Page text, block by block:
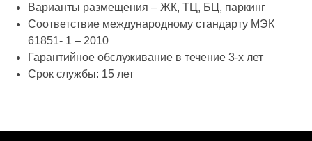
Варианты размещения – ЖК, ТЦ, БЦ, паркинг
Соответствие международному стандарту МЭК
61851- 1 – 2010
Гарантийное обслуживание в течение 3-х лет
Срок службы: 15 лет